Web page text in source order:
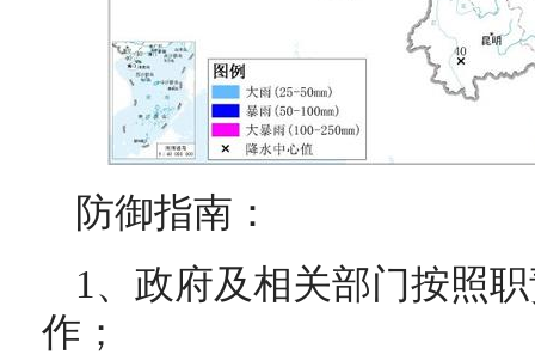
防御指南：
1、政府及相关部门按照
作；